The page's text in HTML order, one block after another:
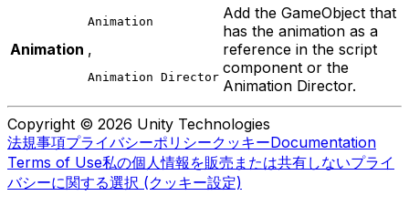
Animation
Animation
,
Animation Director
Add the GameObject that
has the animation as a
reference in the script
component or the
Animation Director.
Copyright © 2026 Unity Technologies
法規事項プライバシーポリシークッキーDocumentation
Terms of Use私の個人情報を販売または共有しないプライ
バシーに関する選択 (クッキー設定)